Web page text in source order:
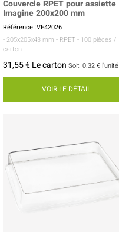
Couvercle RPET pour assiette
Imagine 200x200 mm
Référence :VF42026
- 205x205x43 mm - RPET - 100 pièces /
carton
31,55 € Le carton Soit 0.32 € l'unité
VOIR LE DÉTAIL